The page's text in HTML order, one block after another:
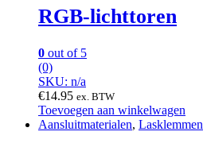
RGB-lichttoren
0 out of 5
(0)
SKU: n/a
€14.95 ex. BTW
Toevoegen aan winkelwagen
Aansluitmaterialen, Lasklemmen